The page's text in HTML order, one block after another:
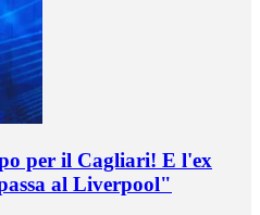
per il Cagliari! E l'ex
al Liverpool"